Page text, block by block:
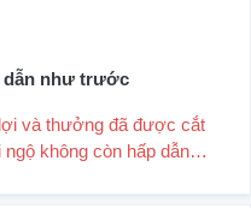
dẫn như trước
không còn hấp dẫn